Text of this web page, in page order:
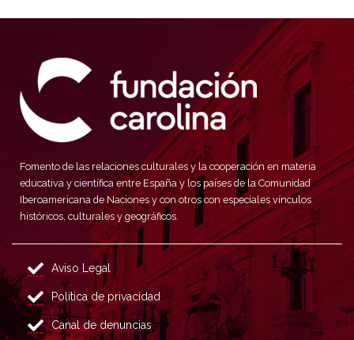
Fomento de las relaciones culturales y la cooperación en materia
educativa y científica entre España y los países de la Comunidad
Iberoamericana de Naciones y con otros con especiales vínculos
históricos, culturales y geográficos.
Aviso Legal
Política de privacidad
Canal de denuncias